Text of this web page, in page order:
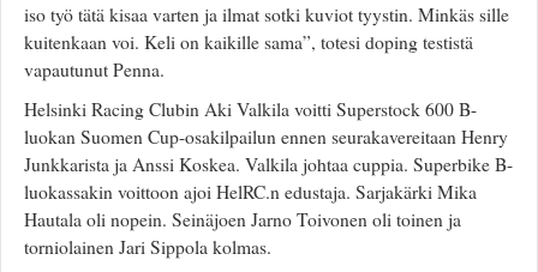
iso työ tätä kisaa varten ja ilmat sotki kuviot tyystin. Minkäs sille
kuitenkaan voi. Keli on kaikille sama”, totesi doping testistä
vapautunut Penna.
Helsinki Racing Clubin Aki Valkila voitti Superstock 600 B-
luokan Suomen Cup-osakilpailun ennen seurakavereitaan Henry
Junkkarista ja Anssi Koskea. Valkila johtaa cuppia. Superbike B-
luokassakin voittoon ajoi HelRC.n edustaja. Sarjakärki Mika
Hautala oli nopein. Seinäjoen Jarno Toivonen oli toinen ja
torniolainen Jari Sippola kolmas.